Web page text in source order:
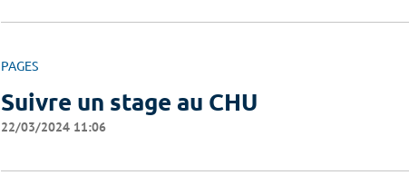
PAGES
Suivre un stage au CHU
22/03/2024 11:06